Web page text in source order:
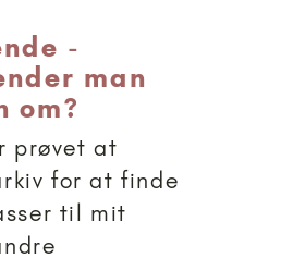
-
man
om?
prøvet at
for at finde
til mit